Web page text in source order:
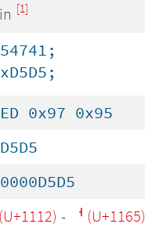
[1]
0x97 0x95
- ᅥ (U+1165)